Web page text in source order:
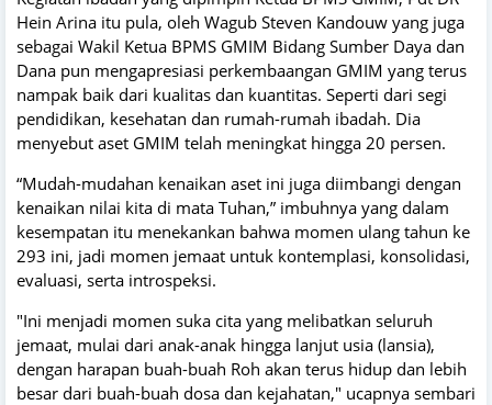
Hein Arina itu pula, oleh Wagub Steven Kandouw yang juga
sebagai Wakil Ketua BPMS GMIM Bidang Sumber Daya dan
Dana pun mengapresiasi perkembaangan GMIM yang terus
nampak baik dari kualitas dan kuantitas. Seperti dari segi
pendidikan, kesehatan dan rumah-rumah ibadah. Dia
menyebut aset GMIM telah meningkat hingga 20 persen.
“Mudah-mudahan kenaikan aset ini juga diimbangi dengan
kenaikan nilai kita di mata Tuhan,” imbuhnya yang dalam
kesempatan itu menekankan bahwa momen ulang tahun ke
293 ini, jadi momen jemaat untuk kontemplasi, konsolidasi,
evaluasi, serta introspeksi.
"Ini menjadi momen suka cita yang melibatkan seluruh
jemaat, mulai dari anak-anak hingga lanjut usia (lansia),
dengan harapan buah-buah Roh akan terus hidup dan lebih
besar dari buah-buah dosa dan kejahatan," ucapnya sembari